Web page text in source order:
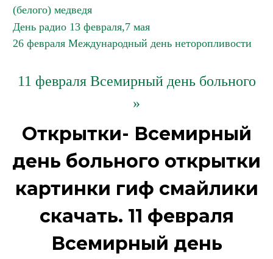
(белого) медведя
День радио 13 февраля,7 мая
26 февраля Международный день неторопливости
11 февраля Всемирный день больного
»
Открытки- Всемирный
день больного открытки
картинки гиф смайлики
скачать. 11 февраля
Всемирный день